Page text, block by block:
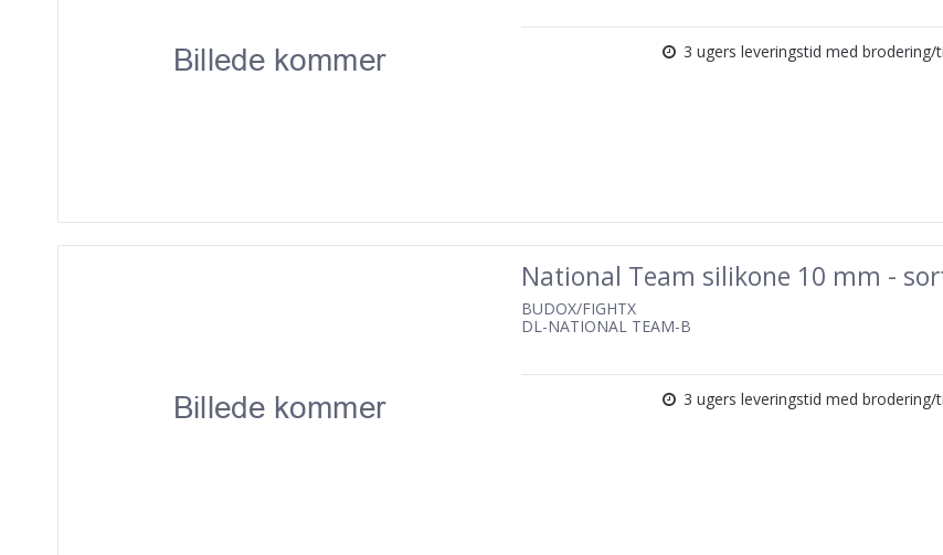
3 ugers leveringstid med brodering/
National Team silikone 10 mm -
BUDOX/FIGHTX
DL-NATIONAL TEAM-B
3 ugers leveringstid med brodering/